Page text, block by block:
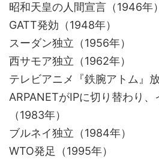
昭和天皇の人間宣言（1946年）
GATT発効（1948年）
スーダン独立（1956年）
西サモア独立（1962年）
テレビアニメ『鉄腕アトム』
ARPANETがIPに切り替わり
（1983年）
ブルネイ独立（1984年）
WTO発足（1995年）